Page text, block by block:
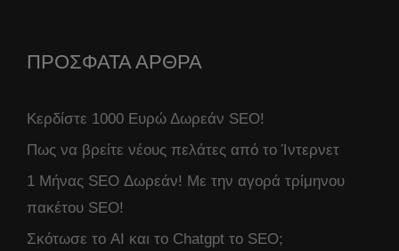
ΠΡΟΣΦΑΤΑ ΑΡΘΡΑ
Κερδίστε 1000 Ευρώ Δωρεάν SEO!
Πως να βρείτε νέους πελάτες από το Ίντερνετ
1 Μήνας SEO Δωρεάν! Με την αγορά τρίμηνου
πακέτου SEO!
Σκότωσε το AI και το Chatgpt το SEO;